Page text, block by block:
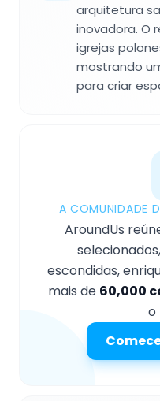
arquitetura
inovadora. O
igrejas
mostrando
para criar
A COMUNIDADE
AroundUs
escondidas,
mais de 60,000
o